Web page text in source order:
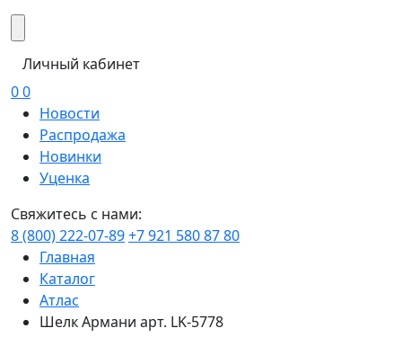
Личный кабинет
00
Новости
Распродажа
Новинки
Уценка
Свяжитесь с нами:
8 (800) 222-07-89+7 921 580 87 80
Главная
Каталог
Атлас
Шелк Армани арт. LK-5778